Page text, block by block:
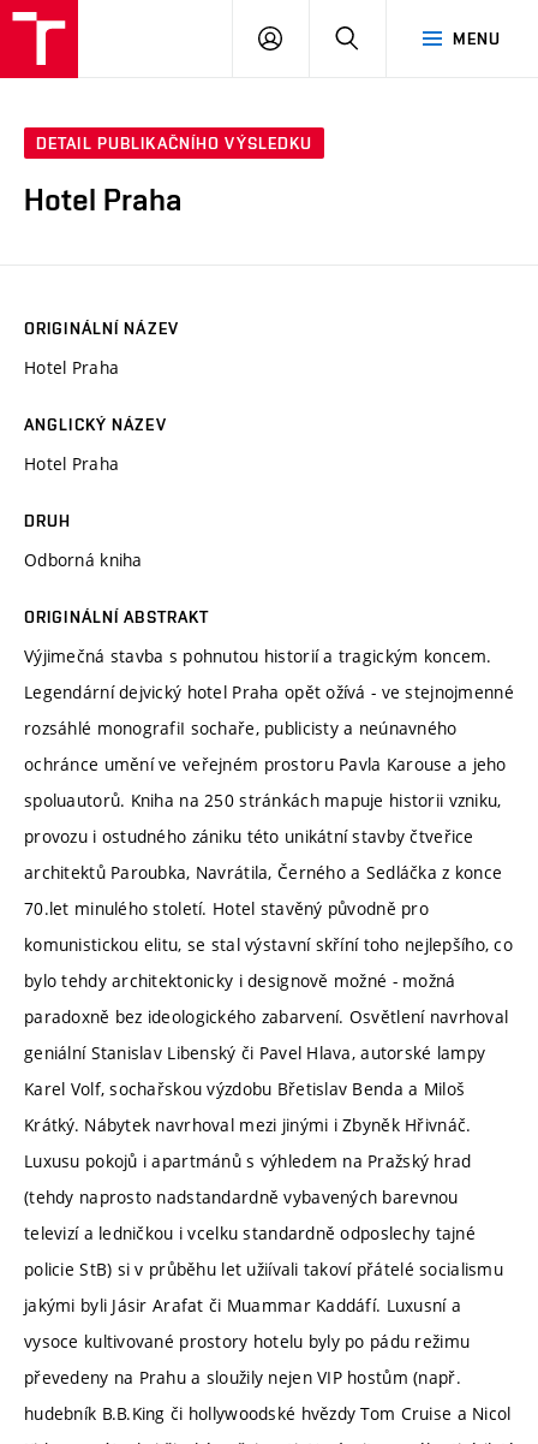
MENU
PŘIHLÁSIT
DETAIL PUBLIKAČNÍHO VÝSLEDKU
Hotel Praha
ORIGINÁLNÍ NÁZEV
Hotel Praha
ANGLICKÝ NÁZEV
Hotel Praha
DRUH
Odborná kniha
ORIGINÁLNÍ ABSTRAKT
Výjimečná stavba s pohnutou historií a tragickým koncem.
Legendární dejvický hotel Praha opět ožívá - ve stejnojmenné
rozsáhlé monografiI sochaře, publicisty a neúnavného
ochránce umění ve veřejném prostoru Pavla Karouse a jeho
spoluautorů. Kniha na 250 stránkách mapuje historii vzniku,
provozu i ostudného zániku této unikátní stavby čtveřice
architektů Paroubka, Navrátila, Černého a Sedláčka z konce
70.let minulého století. Hotel stavěný původně pro
komunistickou elitu, se stal výstavní skříní toho nejlepšího, co
bylo tehdy architektonicky i designově možné - možná
paradoxně bez ideologického zabarvení. Osvětlení navrhoval
geniální Stanislav Libenský či Pavel Hlava, autorské lampy
Karel Volf, sochařskou výzdobu Břetislav Benda a Miloš
Krátký. Nábytek navrhoval mezi jinými i Zbyněk Hřivnáč.
Luxusu pokojů i apartmánů s výhledem na Pražský hrad
(tehdy naprosto nadstandardně vybavených barevnou
televizí a ledničkou i vcelku standardně odposlechy tajné
policie StB) si v průběhu let užiívali takoví přátelé socialismu
jakými byli Jásir Arafat či Muammar Kaddáfí. Luxusní a
vysoce kultivované prostory hotelu byly po pádu režimu
převedeny na Prahu a sloužily nejen VIP hostům (např.
hudebník B.B.King či hollywoodské hvězdy Tom Cruise a Nicol